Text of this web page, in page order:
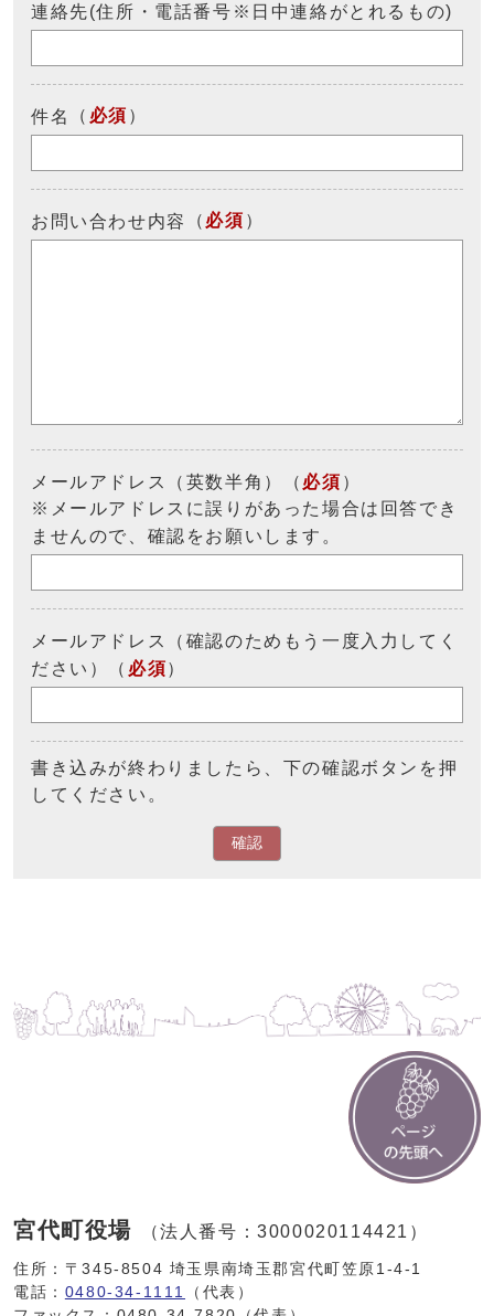
連絡先(住所・電話番号※日中連絡がとれるもの)
件名 （ 必須 ）
お問い合わせ内容 （ 必須 ）
メールアドレス（英数半角）（ 必須 ）
※メールアドレスに誤りがあった場合は回答でき
ませんので、確認をお願いします。
メールアドレス（確認のためもう一度入力してく
ださい）（ 必須）
書き込みが終わりましたら、下の確認ボタンを押
してください。
確認
宮代町役場 （法人番号：3000020114421）
住所：〒345-8504 埼玉県南埼玉郡宮代町笠原1-4-1
電話： 0480-34-1111
（代表）